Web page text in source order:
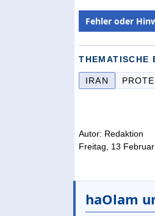
Fehler oder
THEMATISCHE
IRAN
Autor: Redaktion
Freitag, 13
haOlam